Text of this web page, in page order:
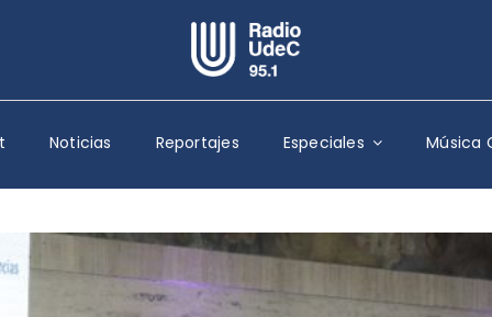
Escuchar Radio UdeC en vivo
Quiénes Somos
Programación
Podcast
Noticias
Noticias Reportajes Especiales Música